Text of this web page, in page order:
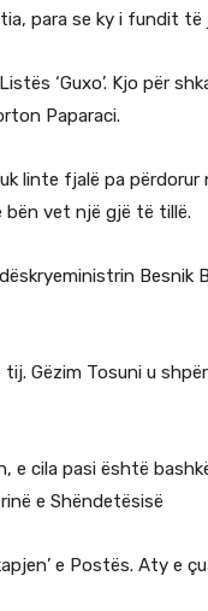
para se ky i fundit
‘Guxo’. Kjo për
Paparaci.
linte fjalë pa
bën vet një gjë të tillë.
Besnik
Gëzim Tosuni u
e cila pasi është
e Shëndetësisë
e Postës. Aty e